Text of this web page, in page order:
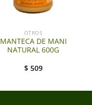
OTROS
MANTECA DE MANI
NATURAL 600G
$ 509